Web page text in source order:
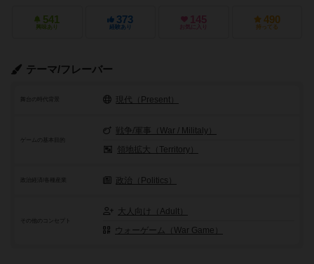
541
興味あり
373
経験あり
145
お気に入り
490
持ってる
テーマ/フレーバー
舞台の時代背景 現代（Present）
ゲームの基本目的
戦争/軍事（War / Militaly）
領地拡大（Territory）
政治経済/各種産業 政治（Politics）
その他のコンセプト
大人向け（Adult）
ウォーゲーム（War Game）